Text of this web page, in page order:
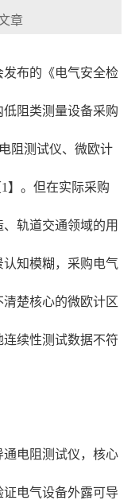
章
发布的《电气安全检
阻类测量设备采购
阻测试仪、微欧计
】。但在实际采购
轨道交通领域的用
知模糊，采购电气
楚核心的微欧计区
续性测试数据不符
电阻测试仪，核心
电气设备外露可导